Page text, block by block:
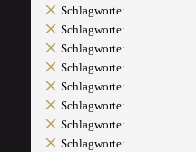
Schlagworte:
Schlagworte:
Schlagworte:
Schlagworte:
Schlagworte:
Schlagworte:
Schlagworte:
Schlagworte: